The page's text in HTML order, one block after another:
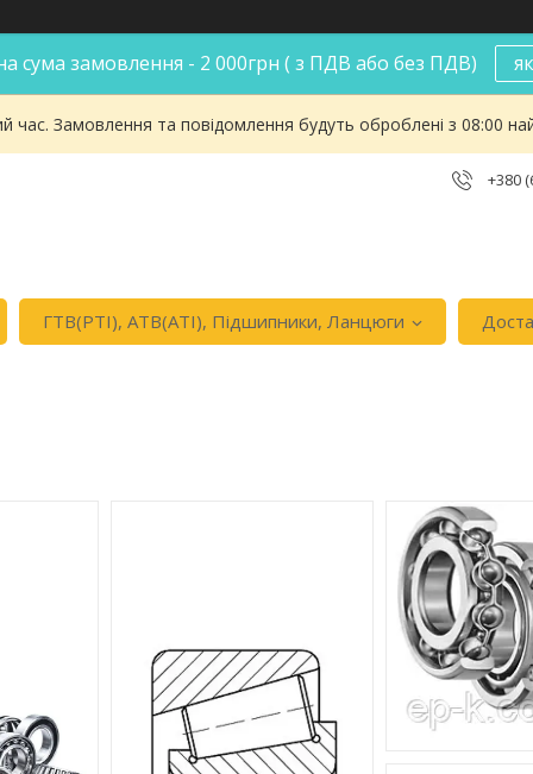
сума замовлення - 2 000грн ( з ПДВ або без ПДВ)
час. Замовлення та повідомлення будуть оброблені з 08:00
+380
ГТВ(РТI), АТВ(АТI), Пiдшипники, Ланцюги